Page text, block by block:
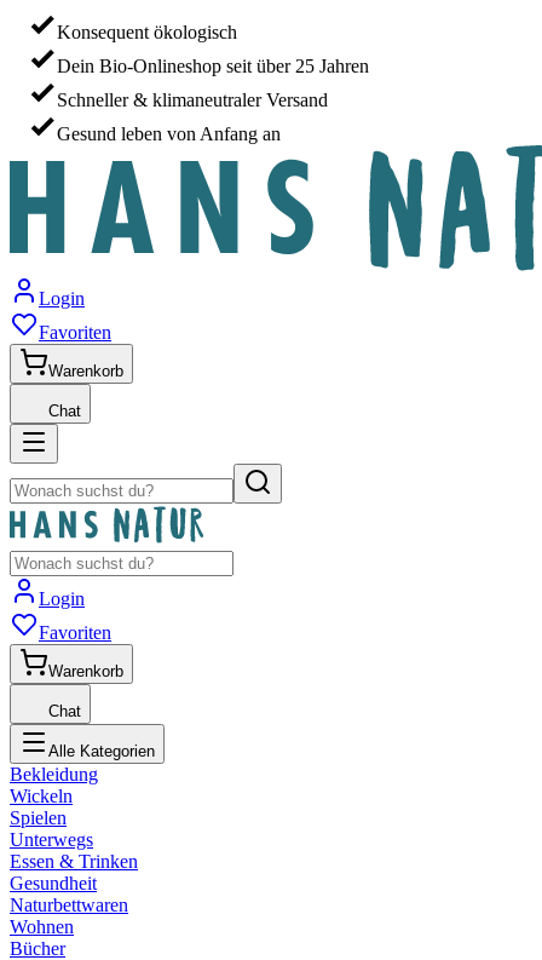
Konsequent ökologisch
Dein Bio-Onlineshop seit über 25 Jahren
Schneller & klimaneutraler Versand
Gesund leben von Anfang an
Login
Favoriten
Warenkorb
Chat
Login
Favoriten
Warenkorb
Chat
Alle Kategorien
Bekleidung
Wickeln
Spielen
Unterwegs
Essen & Trinken
Gesundheit
Naturbettwaren
Wohnen
Bücher